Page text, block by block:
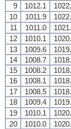
9
1012.1
10
1011.9
11
1011.0
12
1010.1
13
1009.6
14
1008.7
15
1008.2
16
1008.1
17
1008.5
18
1009.4
19
1010.1
20
1010.0